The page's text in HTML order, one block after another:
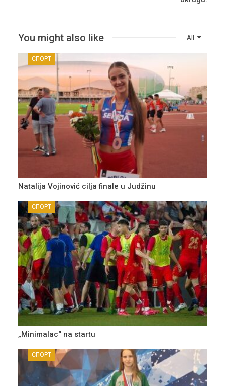
All
You might also like
СПОРТ
Natalija Vojinović cilja finale u Judžinu
СПОРТ
„Minimalac“ na startu
СПОРТ